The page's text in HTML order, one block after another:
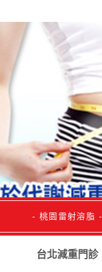
- 桃園雷射溶脂 -
台北減重門診